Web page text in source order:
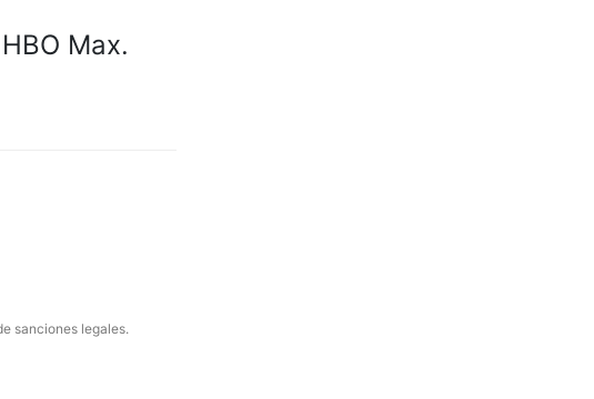
Max.
sanciones legales.